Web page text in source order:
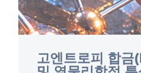
한 다중 성분 구성으로
화 저항성의 독특한 조
특성화하기가 매우 어렵